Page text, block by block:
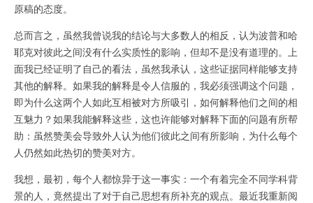
原稿的态度。
总而言之，虽然我曾说我的结论与大多数人的相反，认为波普和哈
耶克对彼此之间没有什么实质性的影响，但却不是没有道理的。上
面我已经证明了自己的看法，虽然我承认，这些证据同样能够支持
其他的解释。如果我的解释是令人信服的，我必须强调这个问题，
即为什么这两个人如此互相被对方所吸引，如何解释他们之间的相
互魅力？如果我能解释这些，这也许能够对解释下面的问题有所帮
助：虽然赞美会导致外人认为他们彼此之间有所影响，为什么每个
人仍然如此热切的赞美对方。
我想，最初，每个人都惊异于这一事实：一个有着完全不同学科背
景的人，竟然提出了对于自己思想有所补充的观点。最近我重新阅